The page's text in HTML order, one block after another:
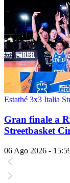
Estathé 3x3 Italia
Gran finale a
Streetbasket
06 Ago 2026 -